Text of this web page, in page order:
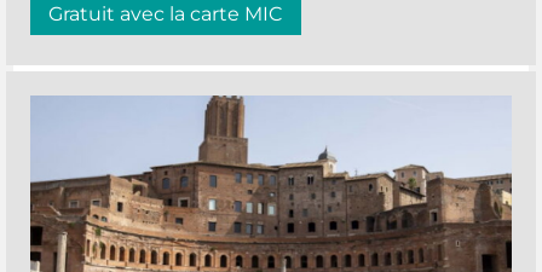
Gratuit avec la carte MIC